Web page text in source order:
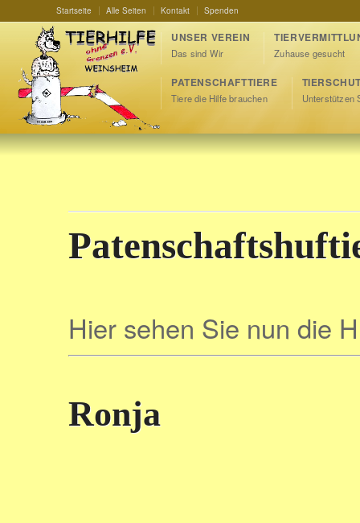
Startseite Alle Seiten Kontakt Spenden
UNSER VEREIN
Das sind Wir Zuhause gesucht
PATENSCHAFTTIERE
Tiere die Hilfe brauchen Unterstützen
Hier sehen Sie nun die
Ronja